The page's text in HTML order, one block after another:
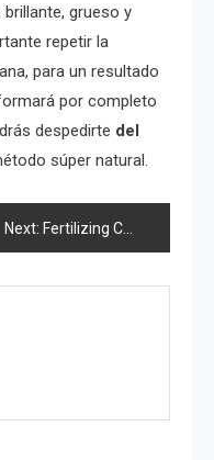
grueso y
repetir la
para un resultado
por completo
despedirte del
súper natural.
Next: Fertilizing Cauliflower Plants in Wooden Boxes